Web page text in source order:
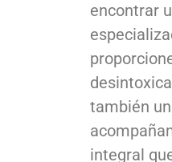
encontrar
también un
integral